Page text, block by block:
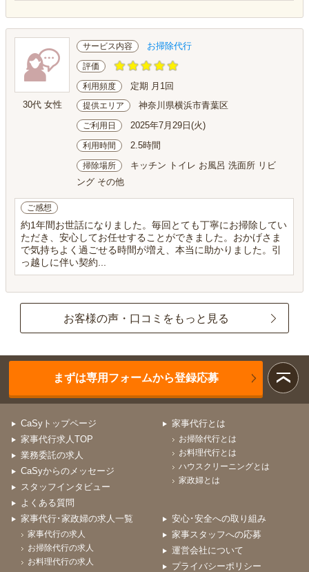
30代 女性
サービス内容 お掃除代行
評価
利用頻度 定期 月1回
提供エリア 神奈川県横浜市青葉区
ご利用日 2025年7月29日(火)
利用時間 2.5時間
掃除場所
キッチン トイレ お風呂 洗面所 リビ
ング その他
ご感想
約1年間お世話になりました。毎回とても丁寧にお掃除してい
ただき、安心してお任せすることができました。おかげさま
で気持ちよく過ごせる時間が増え、本当に助かりました。引
っ越しに伴い契約...
お客様の声・口コミをもっと見る
まずは専用フォームから登録応募
CaSyトップページ
家事代行求人TOP
業務委託の求人
CaSyからのメッセージ
スタッフインタビュー
よくある質問
家事代行とは
お掃除代行とは
お料理代行とは
ハウスクリーニングとは
家政婦とは
家事代行･家政婦の求人一覧
家事代行の求人
お掃除代行の求人
お料理代行の求人
安心･安全への取り組み
家事スタッフへの応募
運営会社について
プライバシーポリシー